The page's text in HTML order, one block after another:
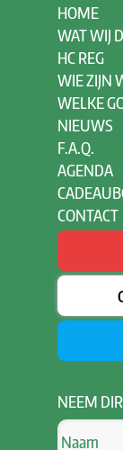
HOME
WAT WIJ
HC REG
WIE ZIJN
WELKE
NIEUWS
F.A.Q.
AGENDA
CONTACT
NEEM